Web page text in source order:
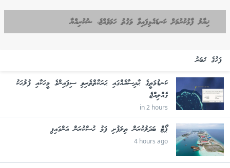
ޚިޔާލު ފާޅުކުރުމަށް ކަނޑައެޅިފައިވާ ވަގުތު ހަމަވެއްޖެ، ޝުކުރިއްޔާ
ފަހުގެ ޚަބަރު
ކަނޑުމަތީގެ ޙާދިސާއެއްގައި ޙަރަކާތްތެރިވި ސިފައިންގެ މީހަކާއި ފުލުހަކު
ގެއްލިއްޖެ
in 2 hours
ޕޯޓް ބަދަލުކުރަން ތިލަފުށި ފަޅު ހުސްކުރަން އަންގައިފި
4 hours ago